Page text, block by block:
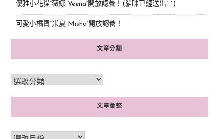
優雅小花貓“薇娜-Veena”開放認養！(貓咪已經送出^^)
可愛小橘寶”米夏-Misha”開放認養！
文章分類
文章彙整